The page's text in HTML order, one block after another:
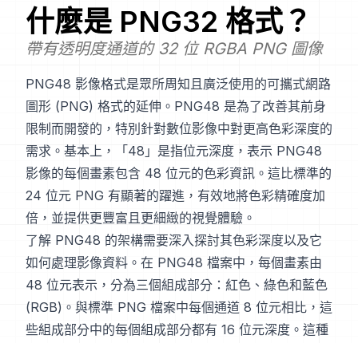
什麼是 PNG32 格式？
帶有透明度通道的 32 位 RGBA PNG 圖像
PNG48 影像格式是眾所周知且廣泛使用的可攜式網路
圖形 (PNG) 格式的延伸。PNG48 是為了改善其前身
限制而開發的，特別針對數位影像中對更高色彩深度的
需求。基本上，「48」是指位元深度，表示 PNG48
影像的每個畫素包含 48 位元的色彩資訊。這比標準的
24 位元 PNG 有顯著的躍進，有效地將色彩精確度加
倍，並提供更豐富且更細緻的視覺體驗。
了解 PNG48 的架構需要深入探討其色彩深度以及它
如何處理影像資料。在 PNG48 檔案中，每個畫素由
48 位元表示，分為三個組成部分：紅色、綠色和藍色
(RGB)。與標準 PNG 檔案中每個通道 8 位元相比，這
些組成部分中的每個組成部分都有 16 位元深度。這種